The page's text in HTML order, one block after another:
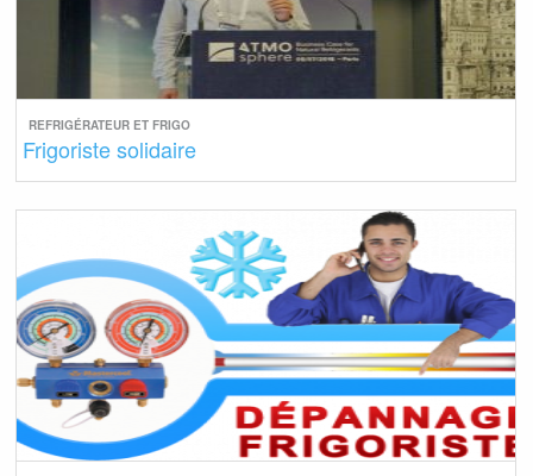
REFRIGÉRATEUR ET FRIGO
Frigoriste solidaire